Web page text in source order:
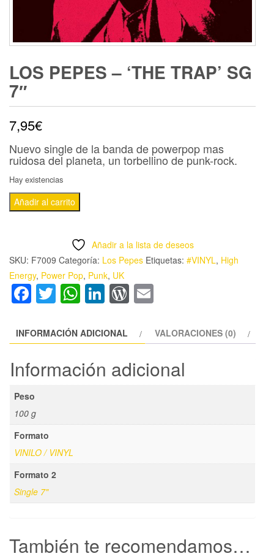
LOS PEPES – ‘THE TRAP’ SG
7″
7,95€
Nuevo single de la banda de powerpop mas
ruidosa del planeta, un torbellino de punk-rock.
Hay existencias
Los
Pepes
Trap'
SG
7"
cantidad
Añadir al carrito
Añadir a la lista de deseos
SKU: F7009 Categoría: Los Pepes Etiquetas: #VINYL, High
Energy, Power Pop, Punk, UK
Facebook
Twitter
WhatsApp
LinkedIn
WordPress
INFORMACIÓN ADICIONAL VALORACIONES (0)
Información adicional
Peso
100 g
Formato
VINILO / VINYL
Formato 2
Single 7"
También te recomendamos…